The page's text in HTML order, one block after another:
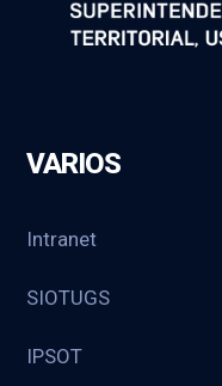
VARIOS
Intranet
SIOTUGS
IPSOT